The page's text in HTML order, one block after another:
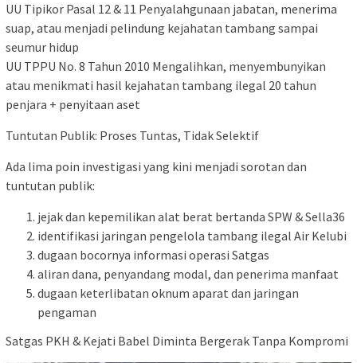
UU Tipikor Pasal 12 & 11 Penyalahgunaan jabatan, menerima
suap, atau menjadi pelindung kejahatan tambang sampai
seumur hidup
UU TPPU No. 8 Tahun 2010 Mengalihkan, menyembunyikan
atau menikmati hasil kejahatan tambang ilegal 20 tahun
penjara + penyitaan aset
Tuntutan Publik: Proses Tuntas, Tidak Selektif
Ada lima poin investigasi yang kini menjadi sorotan dan
tuntutan publik:
jejak dan kepemilikan alat berat bertanda SPW & Sella36
identifikasi jaringan pengelola tambang ilegal Air Kelubi
dugaan bocornya informasi operasi Satgas
aliran dana, penyandang modal, dan penerima manfaat
dugaan keterlibatan oknum aparat dan jaringan
pengaman
Satgas PKH & Kejati Babel Diminta Bergerak Tanpa Kompromi